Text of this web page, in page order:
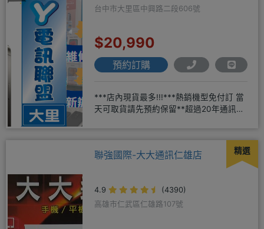
台中市大里區中興路二段606號
$20,990
預約訂購
***店內現貨最多!!!***熱銷機型免付訂 當
天可取貨請先預約保留**超過20年通訊經
精選
聯強國際-大大通訊仁雄店
4.9
(4390)
高雄市仁武區仁雄路107號